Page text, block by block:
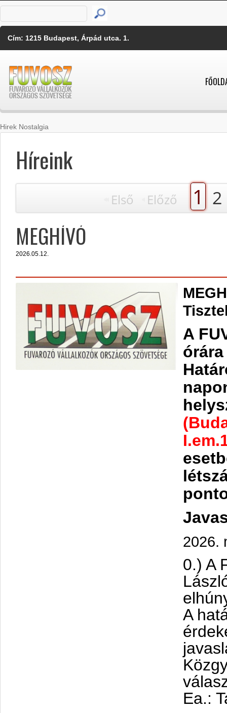
Cím: 1215 Budapest, Árpád utca. 1.
Hirek Nostalgia
Híreink
Első Előző 1 2
MEGHÍVÓ
2026.05.12.
A
2026.
0.) A
A
Ea.: